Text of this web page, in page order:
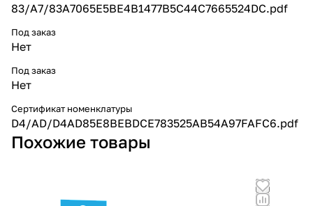
83/A7/83A7065E5BE4B1477B5C44C7665524DC.pdf
Под заказ
Нет
Под заказ
Нет
Сертификат номенклатуры
D4/AD/D4AD85E8BEBDCE783525AB54A97FAFC6.pdf
Похожие товары